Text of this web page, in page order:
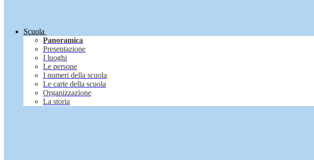
Scuola
Panoramica
Presentazione
I luoghi
Le persone
I numeri della scuola
Le carte della scuola
Organizzazione
La storia